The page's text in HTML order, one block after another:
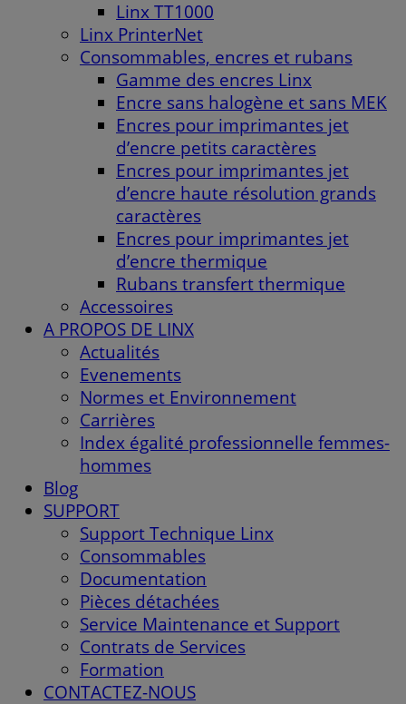
Linx TT1000
Linx PrinterNet
Consommables, encres et rubans
Gamme des encres Linx
Encre sans halogène et sans MEK
Encres pour imprimantes jet
d’encre petits caractères
Encres pour imprimantes jet
d’encre haute résolution grands
caractères
Encres pour imprimantes jet
d’encre thermique
Rubans transfert thermique
Accessoires
A PROPOS DE LINX
Actualités
Evenements
Normes et Environnement
Carrières
Index égalité professionnelle femmes-
hommes
Blog
SUPPORT
Support Technique Linx
Consommables
Documentation
Pièces détachées
Service Maintenance et Support
Contrats de Services
Formation
CONTACTEZ-NOUS